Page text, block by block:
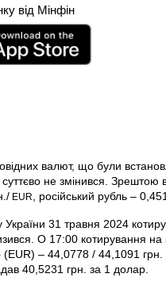
від Мінфін
валют, що були
не змінився.
EUR , російський рубль –
31 травня 2024
О 17:00 котирування
– 44,0778 / 44,1091 грн.
40,5231 грн. за 1 долар.